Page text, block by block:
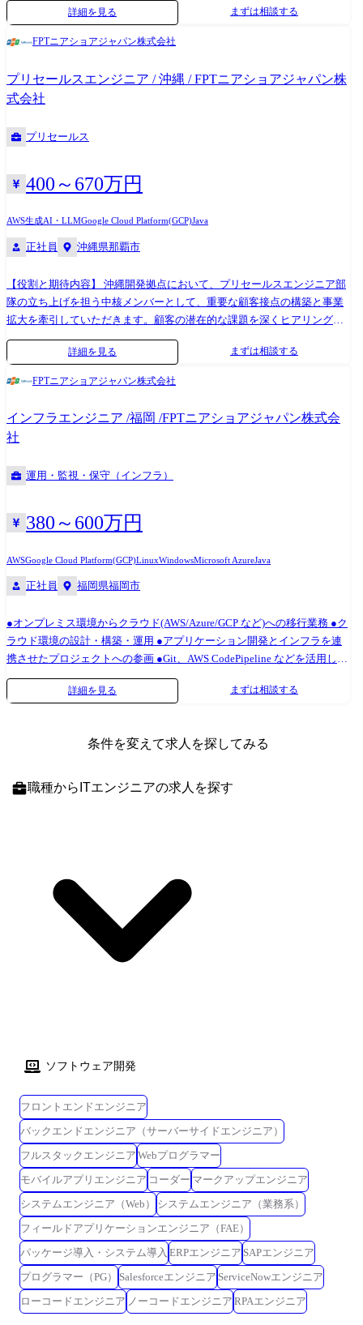
在では沖縄拠点で約250名、3拠点で400名近い規模へと成長を遂げてお
ります。FPTジャパングループ全体としても、現在売上高が前年比40%増
いく方針です。 沖縄地場企業とのつながりはもちろん、首都圏に本社を
構えるお客様の案件も非常に多く、沖縄にいながら首都圏の案件にプラ
イムで関われることが大きな特徴の一つとなっています。 【期待するこ
伸ばすこと ●顧客折衝・上流工程ができるようになる、もしくは更にそ
力を向上させること ●様々な国籍の社員の、多様な価値観を受容して、
チームをまとめる力をつけること ●後輩社員のメンタリング、教育 【開
はチーム作業になります。 チームメンバーの大半が外国籍メンバーにな
開発の場合は、ベトナムチームとの懸け橋となるブリッジSEとして勤務
していただく可能性があります。（英語不問） 【案件例（沖縄拠点）】
●大手通信キャリア様の社内DX化システム開発（ニアショア30名、アジ
ャイル/スクラム開発） ●大手スーパーゼネコン様の社内DX化システム開
発（ニアショア25名、アジャイル/スクラム開発） ●大手自動車メーカー
ア22名、ウォータフォール開発） ●大手鉄鋼業系基幹システムのモダナ
イ開発（ニアショア3名＋オフショア10名、ウォータフォール開発） ●大
手不動産業様の基幹システム・WEBシステムの開発～運用保守（ニアシ
輸業様の社内システム運用保守（ニアショア3名＋オフショア6名）
詳細を見る まずは相談する
FPTニアショアジャパン株式会社
プリセールスエンジニア / 沖縄 / FPTニアショアジャパン株
式会社
プリセールス
400～670万円
AWS生成AI・LLMGoogle Cloud Platform(GCP)Java
正社員 沖縄県那覇市
【役割と期待内容】 沖縄開発拠点において、プリセールスエンジニア部
隊の立ち上げを担う中核メンバーとして、重要な顧客接点の構築と事業
拡大を牽引していただきます。顧客の潜在的な課題を深くヒアリング
し、当社のソリューションで解決できる最適な提案を行うことで、顧客
の成功を加速させる責任を担っていただきます。沖縄拠点所属の営業お
ールスエンジニア組織の中核として、チームの成長と事業拡大、そして
顧客ニーズの多様化に対応できる体制強化を推進することを期待しま
す。 ●顧客の潜在的な課題を深くヒアリングし、最適なITソリューショ
を実施 ●自社製品やサービスの技術的なデモンストレーションを顧客向
製品改善に貢献 ●IT業界の市場トレンドや競合情報を収集・分析し、社
内へ共有 ●沖縄の新規開発拠点におけるプリセールス部隊の立ち上げと
アショア30名、アジャイル/スクラム開発) ●大手スーパーゼネコン様の社
自動車メーカー様の社内DX化システム開発(ニアショア10名+オフショア
5名、ウォーターフォール開発) ●大手重工業系データドリブン支援開発
(ニアショア22名、ウォータフォール開発) ●大手鉄鋼業系基幹システムの
モダナイ開発(ニアショア3名+オフショア10名、ウォータフォール開発) ●
大手不動産業様の基幹システム・WEBシステムの開発～運用保守(ニアシ
詳細を見る まずは相談する
FPTニアショアジャパン株式会社
インフラエンジニア /福岡 /FPTニアショアジャパン株式会
社
運用・監視・保守（インフラ）
380～600万円
AWSGoogle Cloud Platform(GCP)LinuxWindowsMicrosoft AzureJava
正社員 福岡県福岡市
●オンプレミス環境からクラウド(AWS/Azure/GCP など)への移行業務 ●ク
ラウド環境の設計・構築・運用 ●アプリケーション開発とインフラを連
携させたプロジェクトへの参画 ●Git、AWS CodePipeline などを活用した
CI/CD パイプラインの構築・運用 ●Oracle などのデータベース設計/構築/
運用 ※プロジェクトリーダー/マネージャー業務(ご経験に応じて) 【案件
ら運用まで一貫して担当しています。 ミッションクリティカルなインフ
向上を目指しています。
詳細を見る まずは相談する
条件を変えて求人を探してみる
職種からITエンジニアの求人を探す
ソフトウェア開発
フロントエンドエンジニア
バックエンドエンジニア（サーバーサイドエンジニア）
フルスタックエンジニア Webプログラマー
モバイルアプリエンジニア コーダー マークアップエンジニア
システムエンジニア（Web）
システムエンジニア（業務系）
フィールドアプリケーションエンジニア（FAE）
パッケージ導入・システム導入 ERPエンジニア SAPエンジニア
プログラマー（PG）
Salesforceエンジニア ServiceNowエンジニア
ローコードエンジニア ノーコードエンジニア RPAエンジニア